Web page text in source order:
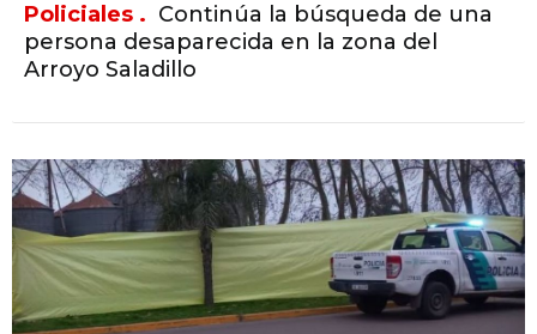
Policiales . Continúa la búsqueda de una
persona desaparecida en la zona del
Arroyo Saladillo